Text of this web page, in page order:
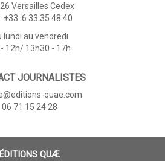
Versailles Cedex
+33 6 33 35 48 40
lundi au vendredi
12h/ 13h30 - 17h
JOURNALISTES
quae.com
06 71 15 24 28
ÉDITIONS QUÆ